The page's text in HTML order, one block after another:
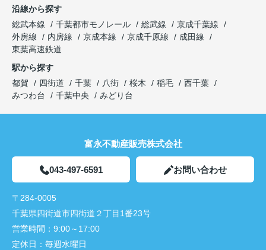
沿線から探す
総武本線
千葉都市モノレール 総武線
京成千葉線
外房線
内房線 京成本線 京成千原線
成田線
東葉高速鉄道
駅から探す
都賀
四街道 千葉 八街 桜木 稲毛
西千葉
みつわ台
千葉中央 みどり台
富永不動産販売株式会社
043-497-6591 お問い合わせ
〒284-0005
千葉県四街道市四街道２丁目1番23号
営業時間： 9:00～17:00
定休日： 毎週水曜日